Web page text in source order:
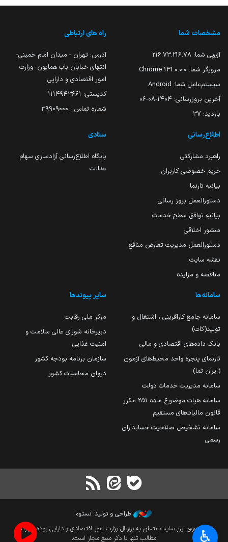
مشخصات شما
آی‌پی شما: 216.73.216.78
مرورگر شما: 131.0.0.0 Chrome
سیستم‌عامل شما: Android
آخرین بروزرسانی: ۱۴۰۴-۰۸-۰۶
بازدید: 37
راه های ارتباطی
آدرس: تهران - میدان امام خمینی-
انتهای خیابان باب همایون- وزارت
امور اقتصادی و دارایی
کدپستی: ۱۱۱۴۹۴۳۶۶۱
شماره تماس : 39909000
اطلاع‌رسانی
راهبرد مشارکتی
حریم خصوصی کاربران
بیانیه تارنما
دستورالعمل بروز رسانی
بیانیه توافق سطح خدمات
منشور اخلاقی
دستورالعمل مدیریت تعارض منافع
نقشه سایت
مناقصه و مزایده
ستادی
پایگاه اطلاع‌رسانی آزادسازی سهام
عدالت
سامانه‌ها
سامانه جامع کارآفرینی ، اشتغال و
تولید(کات)
بانک داده‌های اقتصادی و مالی
تارنمای پنجره واحد محیط‌های آزمون
(ایران تما)
سامانه مدیریت خدمات دولت
سامانه هیات موضوع ماده 251 مکرر
قانون مالیات‌های مستقیم
سامانه تشخیص صلاحیت حسابداران
رسمی
سایر پیوندها
مرکز ملی رقابت
دبیرخانه شورای عالی سلامت و
امنیت غذایی
سازمان برنامه بودجه کشور
دیوان محاسبات کشور
طراحی و تولید: نستوه
تمام حقوق این سایت متعلق به پورتال وزارت امور اقتصادی و دارایی بوده و بازنشر
مطالب تنها با ذکر منبع مجاز است.
♿︎